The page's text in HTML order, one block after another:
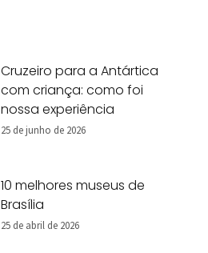
Cruzeiro para a Antártica
com criança: como foi
nossa experiência
25 de junho de 2026
10 melhores museus de
Brasília
25 de abril de 2026